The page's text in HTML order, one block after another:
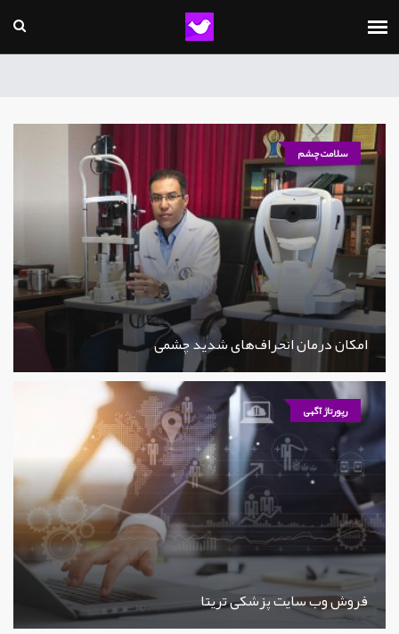
سلامت چشم
امکان درمان انحراف‌های شدید چشمی
رپورتاژ آگهی
فروش وب سایت پزشکی تریتا